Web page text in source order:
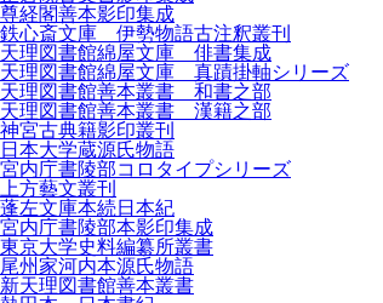
尊経閣善本影印集成
鉄心斎文庫 伊勢物語古注釈叢刊
天理図書館綿屋文庫 俳書集成
天理図書館綿屋文庫 真蹟掛軸シリーズ
天理図書館善本叢書 和書之部
天理図書館善本叢書 漢籍之部
神宮古典籍影印叢刊
日本大学蔵源氏物語
宮内庁書陵部コロタイプシリーズ
上方藝文叢刊
蓬左文庫本続日本紀
宮内庁書陵部本影印集成
東京大学史料編纂所叢書
尾州家河内本源氏物語
新天理図書館善本叢書